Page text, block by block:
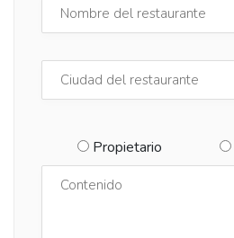
Propietario